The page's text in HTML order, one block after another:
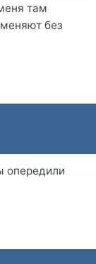
там
без
опередили